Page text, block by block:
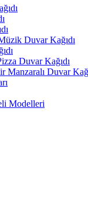
Duvar Kağıdı
Duvar Kağıdı
Manzaralı Duvar
Modelleri